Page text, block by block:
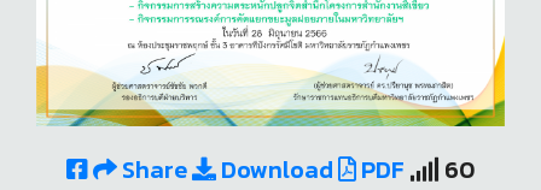
Share Download PDF 60